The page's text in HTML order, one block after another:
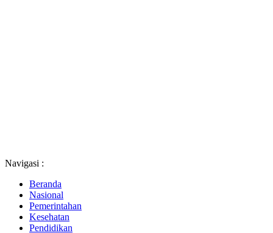
Navigasi :
Beranda
Nasional
Pemerintahan
Kesehatan
Pendidikan